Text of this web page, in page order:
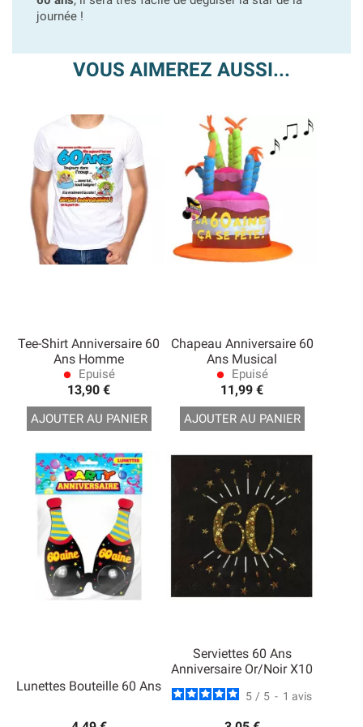
journée !
VOUS AIMEREZ AUSSI...
Tee-Shirt Anniversaire 60
Ans Homme
lens Epuisé
13,90 €
AJOUTER AU PANIER
Chapeau Anniversaire 60
Ans Musical
lens Epuisé
11,99 €
AJOUTER AU PANIER
Lunettes Bouteille 60 Ans
Serviettes 60 Ans
Anniversaire Or/Noir X10
5 / 5 - 1 avis